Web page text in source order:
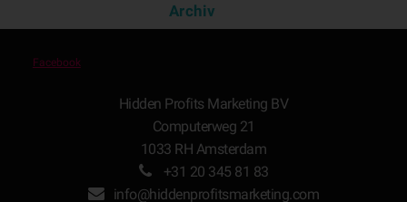
Archiv
Facebook
Hidden Profits Marketing BV
Computerweg 21
1033 RH Amsterdam
+31 20 345 81 83
info@hiddenprofitsmarketing.com